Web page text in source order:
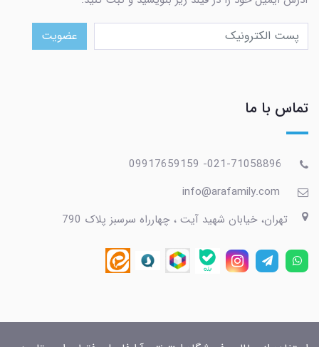
عضویت
تماس با ما
تهران، خیابان شهید آیت ، چهارراه سرسبز پلاک 790